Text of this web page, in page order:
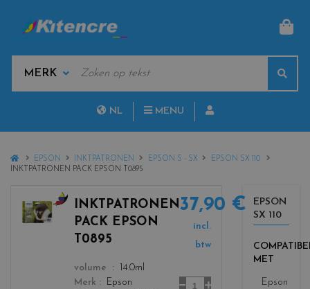
MANUFACTURERS
NL MENU
HOMEEPSON INKTPATRONEN EPSON S - SX
EPSON SX 110
INKTPATRONEN PACK EPSON T0895
INKTPATRONEN
PACK EPSON
T0895
color
volume
14.0ml
Merk
Epson
37,90 €
incl.
btw
Aantal
EPSON
SX 110
MET
Epson